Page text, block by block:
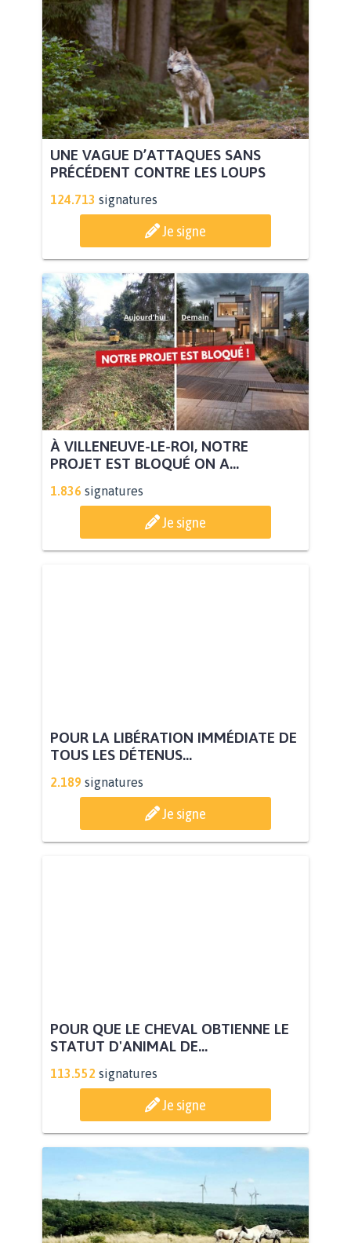
UNE VAGUE D’ATTAQUES SANS
PRÉCÉDENT CONTRE LES LOUPS
124.713 signatures
Je signe
À VILLENEUVE-LE-ROI, NOTRE
PROJET EST BLOQUÉ ON A...
1.836 signatures
Je signe
POUR LA LIBÉRATION IMMÉDIATE DE
TOUS LES DÉTENUS...
2.189 signatures
Je signe
POUR QUE LE CHEVAL OBTIENNE LE
STATUT D'ANIMAL DE...
113.552 signatures
Je signe